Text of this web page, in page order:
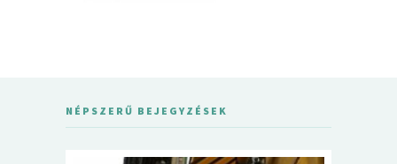
NÉPSZERŰ BEJEGYZÉSEK